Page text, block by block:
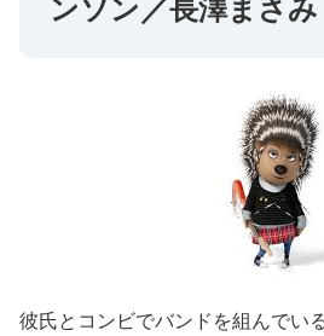
ンソン／長澤まさみ
彼氏とコンビでバンドを組んでい